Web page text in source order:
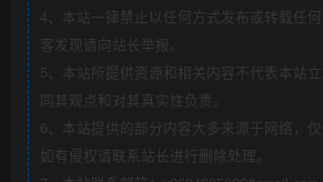
问题3：如何设置成中文？
答案：请复制tg://
接后粘贴到浏览器打开，然后按照提示
4、本站一律禁止以任何方式发布或转载任
客发现请向站长举报。
5、本站所提供资源和相关内容不代表本站
同其观点和对其真实性负责。
6、本站提供的部分内容大多来源于网络，仅
如有侵权请联系站长进行删除处理。